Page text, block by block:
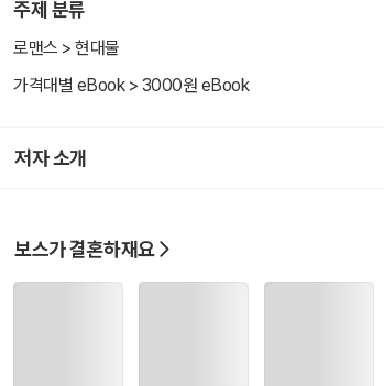
“물론 난 감정 없는 결혼 생활은 원하지 않습니다.”
하림은 그와 합의한 대로 2년 후 무사히 이혼할 수 있을까?
작가: 순풍일도
주제 분류
로맨스 > 현대물
가격대별 eBook > 3000원 eBook
저자 소개
보스가 결혼하재요